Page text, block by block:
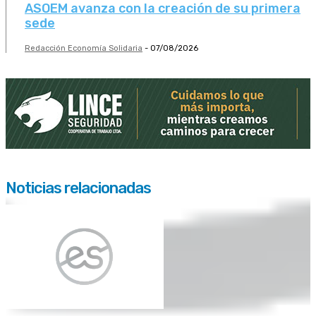
ASOEM avanza con la creación de su primera
sede
Redacción Economía Solidaria - 07/08/2026
Noticias relacionadas